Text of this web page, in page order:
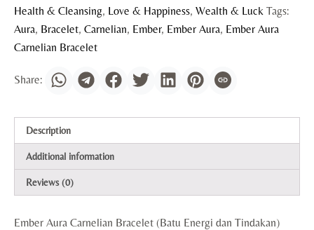
Health & Cleansing, Love & Happiness, Wealth & Luck Tags:
Aura, Bracelet, Carnelian, Ember, Ember Aura, Ember Aura
Carnelian Bracelet
Description
Additional information
Reviews (0)
Ember Aura Carnelian Bracelet (Batu Energi dan Tindakan)